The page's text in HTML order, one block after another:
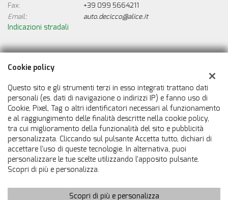
Fax:
+39 099 5664211
Email:
auto.decicco@alice.it
Indicazioni stradali
Dati fiscali:
De Cicco Auto
Viale Delle Industrie, 21, Montemesola (TA)
C.F/P.IVA:00388550733
Registro delle imprese:TA
Cookie policy
Questo sito e gli strumenti terzi in esso integrati trattano dati
personali (es. dati di navigazione o indirizzi IP) e fanno uso di
Cookie, Pixel, Tag o altri identificatori necessari al funzionamento
e al raggiungimento delle finalità descritte nella cookie policy,
tra cui miglioramento della funzionalità del sito e pubblicità
personalizzata. Cliccando sul pulsante Accetta tutto, dichiari di
accettare l'uso di queste tecnologie. In alternativa, puoi
personalizzare le tue scelte utilizzando l'apposito pulsante.
Scopri di più e personalizza.
Scopri di più e personalizza